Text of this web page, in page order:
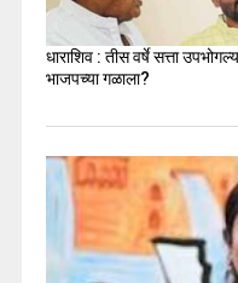
धाराशिव : तीस वर्षे सत्ता
भाजपच्या गळाला?